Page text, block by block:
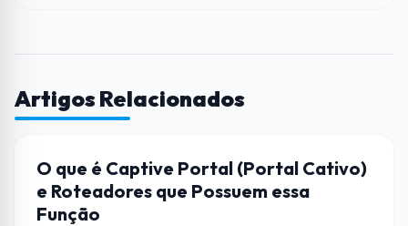
Artigos Relacionados
REDES
O que é Captive Portal (Portal Cativo)
e Roteadores que Possuem essa
Função